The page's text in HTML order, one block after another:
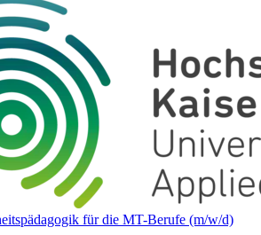
für die MT-Berufe (m/w/d)